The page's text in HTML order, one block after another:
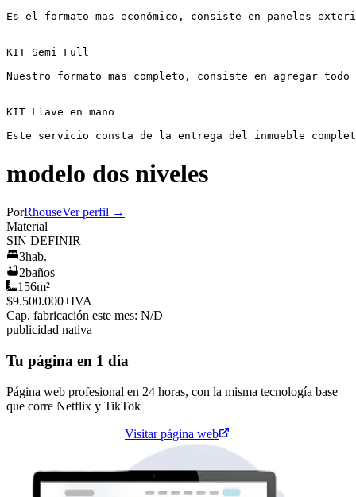
Es el formato mas económico, consiste en paneles
KIT Semi Full
Nuestro formato mas completo, consiste en agregar
KIT Llave en mano
Este servicio consta de la entrega del inmueble
modelo dos niveles
PorRhouseVer perfil →
Material
SIN DEFINIR
3hab.
2baños
156m²
$9.500.000+IVA
Cap. fabricación este mes: N/D
publicidad nativa
Tu página en 1 día
Página web profesional en 24 horas, con la misma tecnología base
que corre Netflix y TikTok
Visitar página web